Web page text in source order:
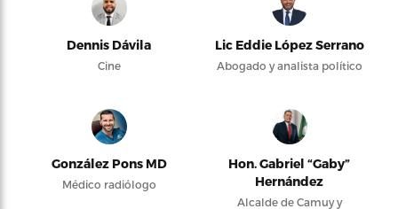
Dennis Dávila
Cine
Lic Eddie López Serrano
Abogado y analista político
González Pons MD
Médico radiólogo
Hon. Gabriel “Gaby”
Hernández
Alcalde de Camuy y